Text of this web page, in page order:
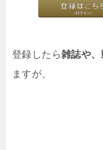
登録したら雑誌や
ますが、